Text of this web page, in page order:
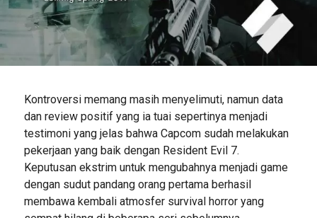
Kontroversi memang masih menyelimuti, namun data
dan review positif yang ia tuai sepertinya menjadi
testimoni yang jelas bahwa Capcom sudah melakukan
pekerjaan yang baik dengan Resident Evil 7.
Keputusan ekstrim untuk mengubahnya menjadi game
dengan sudut pandang orang pertama berhasil
membawa kembali atmosfer survival horror yang